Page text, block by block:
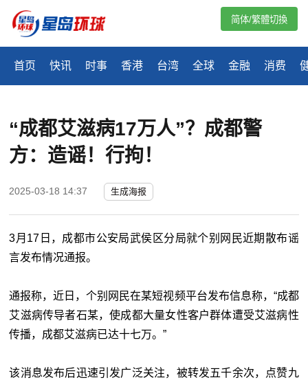
首页 快讯 时事 香港 台湾 全球 金融 消费
简体/繁體切換
“成都艾滋病17万人”？成都警
方：造谣！行拘！
2025-03-18 14:37 生成海报
3月17日，成都市公安局武侯区分局就个别网民近期散布谣
言发布情况通报。
通报称，近日，个别网民在某短视频平台发布信息称，“成都
艾滋病传导者石某，使成都大量女性客户群体遭受艾滋病性
传播，成都艾滋病已达十七万。”
该消息发布后迅速引发广泛关注，被转发五千余次，点赞九